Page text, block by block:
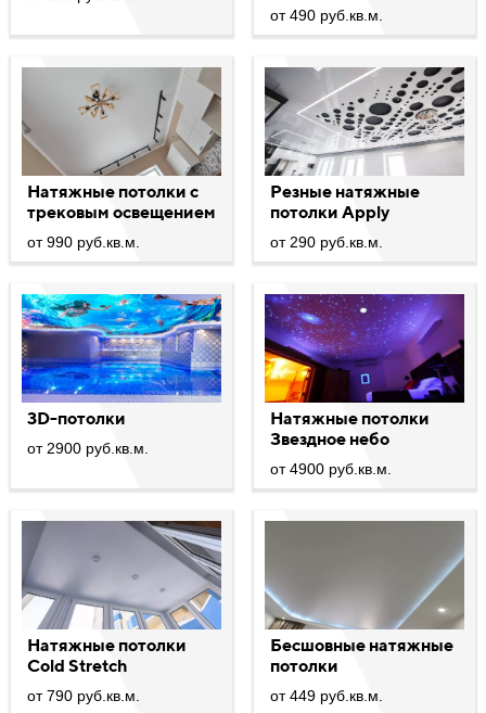
от 490 руб.кв.м.
Натяжные потолки с
трековым освещением
от 990 руб.кв.м.
Резные натяжные
потолки Apply
от 290 руб.кв.м.
3D-потолки
от 2900 руб.кв.м.
Натяжные потолки
Звездное небо
от 4900 руб.кв.м.
Натяжные потолки
Cold Stretch
от 790 руб.кв.м.
Бесшовные натяжные
потолки
от 449 руб.кв.м.